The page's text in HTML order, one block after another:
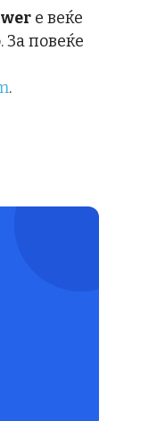
е веќе
За повеќе
.